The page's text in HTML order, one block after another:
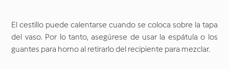
El cestillo puede calentarse cuando se coloca sobre la tapa
del vaso. Por lo tanto, asegúrese de usar la espátula o los
guantes para horno al retirarlo del recipiente para mezclar.